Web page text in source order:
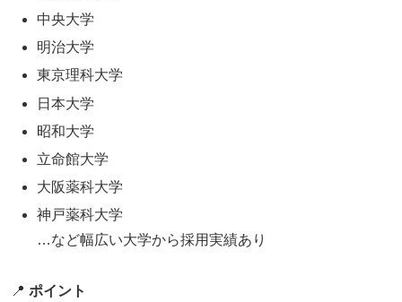
中央大学
明治大学
東京理科大学
日本大学
昭和大学
立命館大学
大阪薬科大学
神戸薬科大学
…など幅広い大学から採用実績あり
📍 ポイント